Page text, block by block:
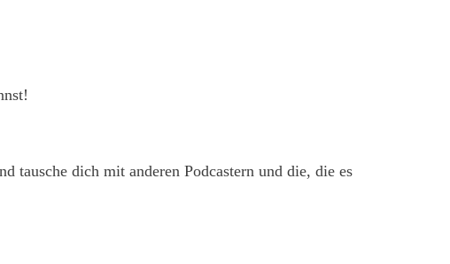
dich mit anderen Podcastern und die, die es